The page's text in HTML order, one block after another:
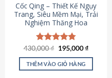
Cốc Qing – Thiết Kế Ngụy
Trang, Siêu Mềm Mại, Trải
Nghiệm Thăng Hoa
Được xếp
hạng4.78
5 sao
430,000₫ Giá
là:
430,000 ₫.
195,000₫Giá
tại
THÊM VÀO GIỎ HÀNG